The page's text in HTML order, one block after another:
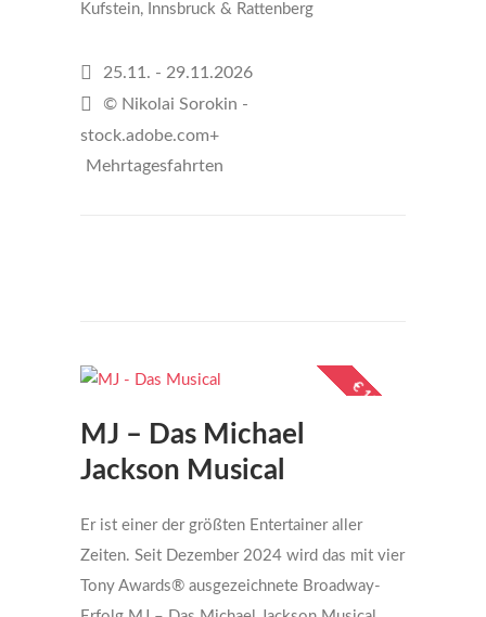
Kufstein, Innsbruck & Rattenberg
25.11. - 29.11.2026
© Nikolai Sorokin -
stock.adobe.com+
Mehrtagesfahrten
€ 159,-
MJ – Das Michael
Jackson Musical
Er ist einer der größten Entertainer aller
Zeiten. Seit Dezember 2024 wird das mit vier
Tony Awards® ausgezeichnete Broadway-